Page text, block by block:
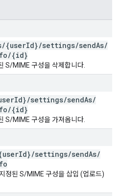
/{userId}/settings/sendAs/
/{id}
S/MIME 구성을 삭제합니다.
Id}/settings/sendAs/
/{id}
S/MIME 구성을 가져옵니다.
Id}/settings/sendAs/
정된 S/MIME 구성을 삽입 (업로드)